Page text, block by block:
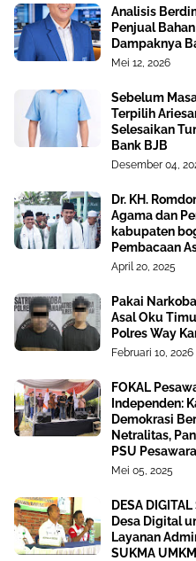
Analisis
Penjual
Dampaknya
Mei 12, 2026
Sebelum
Terpilih
Selesaikan
Bank BJB
Desember 04,
Dr. KH.
Agama dan
kabupaten
Pembacaan
April 20, 2025
Pakai
Asal Oku
Polres Way
Februari 10, 2026
FOKAL
Independen:
Demokrasi
Netralitas,
PSU
Mei 05, 2025
DESA
Desa Digital
Layanan
SUKMA